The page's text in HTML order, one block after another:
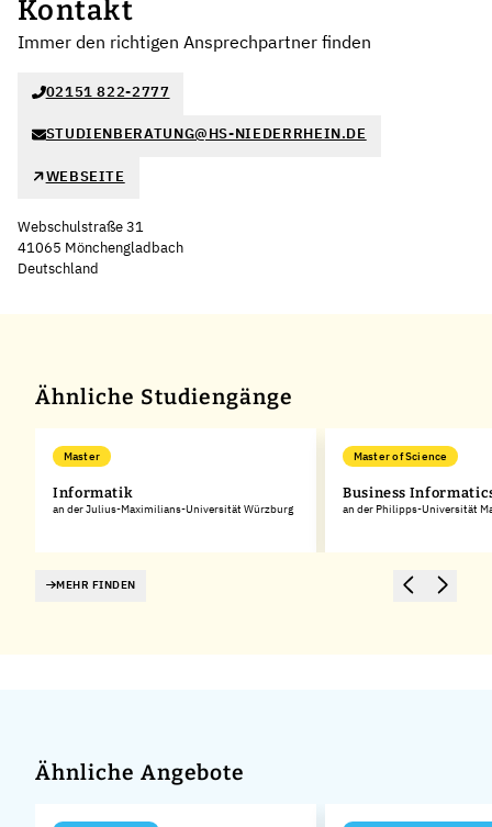
Kontakt
Immer den richtigen Ansprechpartner finden
02151 822-2777
STUDIENBERATUNG@HS-NIEDERRHEIN.DE
WEBSEITE
Webschulstraße 31
41065 Mönchengladbach
Deutschland
Ähnliche Studiengänge
Master
Informatik
an der Julius-Maximilians-Universität Würzburg
Master of Science
Business
an der Philipps-Universität
MEHR FINDEN
Ähnliche Angebote